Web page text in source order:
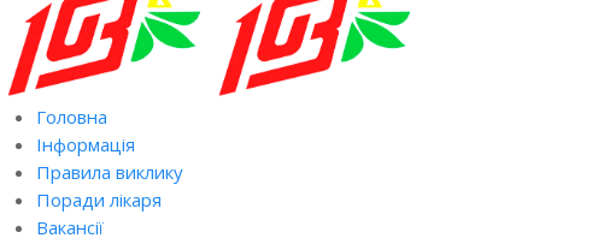
Головна
Інформація
Правила виклику
Поради лікаря
Вакансії